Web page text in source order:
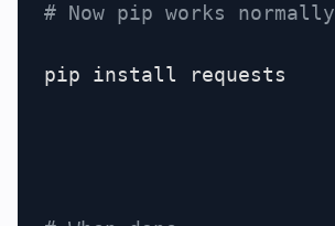
# Now pip works normally
pip install requests